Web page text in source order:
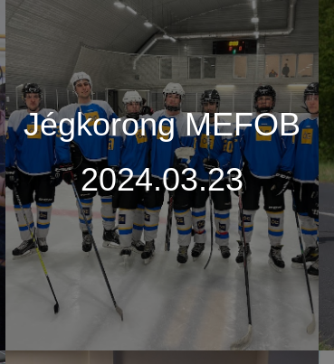
Jégkorong MEFOB
2024.03.23